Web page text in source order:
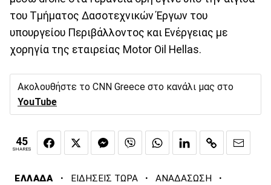
του Τμήματος Δασοτεχνικών Έργων του
υπουργείου Περιβάλλοντος και Ενέργειας με
χορηγία της εταιρείας Motor Oil Hellas.
Ακολουθήστε το CNN Greece στο κανάλι μας στο
YouTube
45
SHARES
ΕΛΛΑΔΑ · ΕΙΔΗΣΕΙΣ ΤΩΡΑ · ΑΝΑΔΑΣΩΣΗ ·